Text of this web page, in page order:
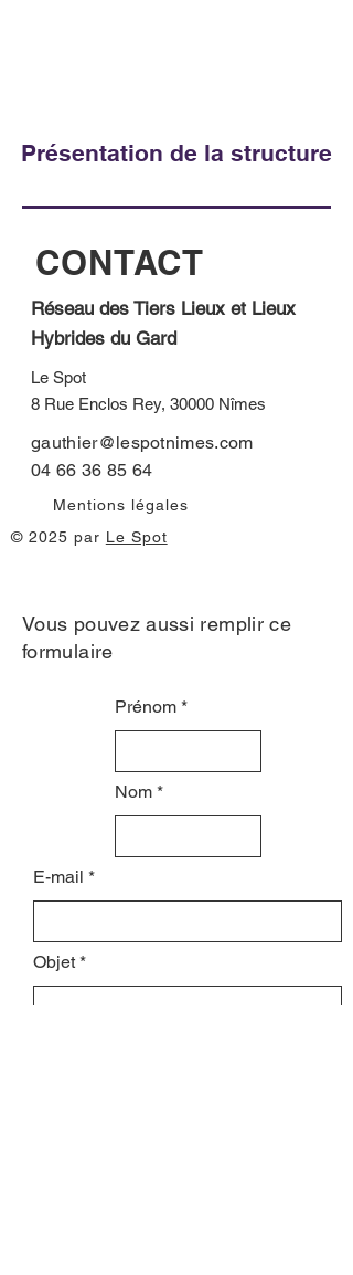
Présentation de la structure
CONTACT
Réseau des Tiers Lieux et Lieux
Hybrides du Gard
Le Spot
8 Rue Enclos Rey, 30000 Nîmes
gauthier@lespotnimes.com
04 66 36 85 64
Mentions légales
© 2025 par Le Spot
Vous pouvez aussi remplir ce
formulaire
Prénom
Nom
E-mail
Objet